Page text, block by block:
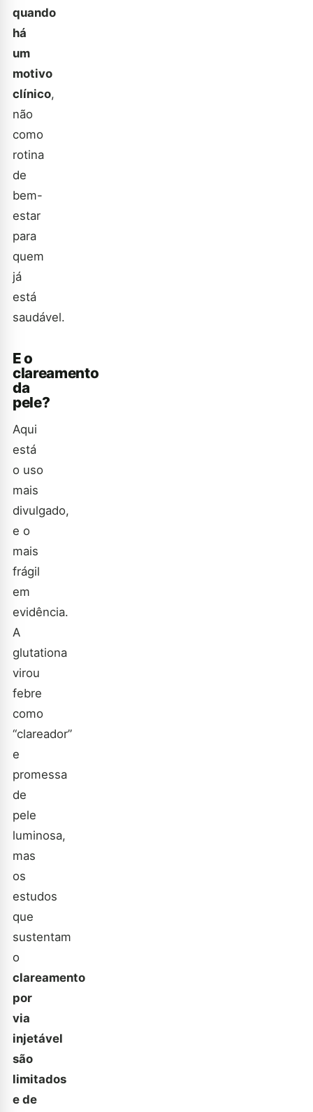
quando
há
um
motivo
clínico,
não
como
rotina
de
bem-
estar
para
quem
já
está
saudável.
E o
clareamento
da
pele?
Aqui
está
o uso
mais
divulgado,
e o
mais
frágil
em
evidência.
A
glutationa
virou
febre
como
“clareador”
e
promessa
de
pele
luminosa,
mas
os
estudos
que
sustentam
o
clareamento
por
via
injetável
são
limitados
e de